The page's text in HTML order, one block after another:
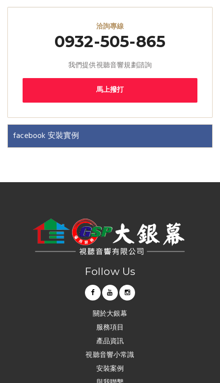
洽詢專線
0932-505-865
我們提供視聽音響規劃諮詢
馬上撥打
facebook 安裝實例
Follow Us
關於大銀幕
服務項目
產品資訊
視聽音響小常識
安裝案例